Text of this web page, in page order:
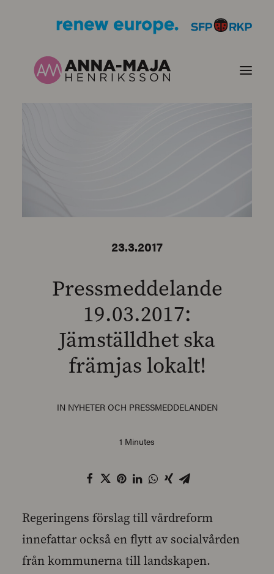
SEARCH
23.3.2017
Pressmeddelande
19.03.2017:
Jämställdhet ska
främjas lokalt!
IN NYHETER OCH PRESSMEDDELANDEN
1 Minutes
Regeringens förslag till vårdreform
innefattar också en flytt av socialvården
från kommunerna till landskapen.